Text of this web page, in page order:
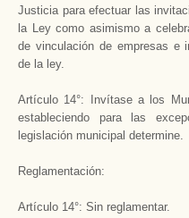
Justicia para efectuar las
la Ley como asimismo a
de vinculación de empresas e
de la ley.
Artículo 14°: Invítase a los
estableciendo para las
legislación municipal determine.
Reglamentación:
Artículo 14°: Sin reglamentar.